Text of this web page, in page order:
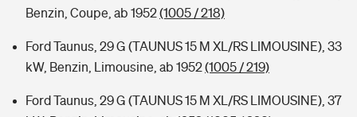
Benzin, Coupe, ab 1952(1005 / 218)
Ford Taunus, 29 G (TAUNUS 15 M XL/RS LIMOUSINE), 33
kW, Benzin, Limousine, ab 1952(1005 / 219)
Ford Taunus, 29 G (TAUNUS 15 M XL/RS LIMOUSINE), 37